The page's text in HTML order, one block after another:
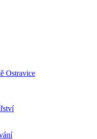
Ostravice